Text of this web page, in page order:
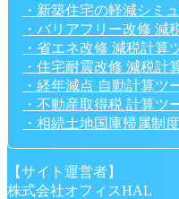
・新築住宅の軽減シミ
・バリアフリー改修 減
・省エネ改修 減税計算
・住宅耐震改修 減税計
・経年減点 自動計算ツ
・不動産取得税 計算ツ
・相続土地国庫帰属制
【サイト運営者】
株式会社オフィスHAL